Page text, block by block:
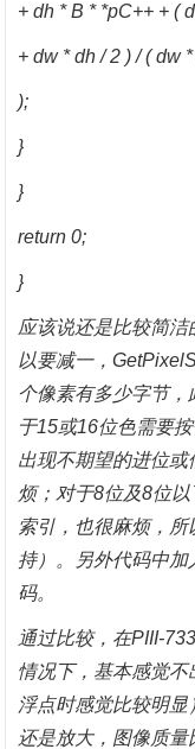
+ dh * B * *pC++ + (
+ dw * dh / 2 ) / ( dw
);
}
}
return 0;
}
应该说还是比较简
以要减一，
个像素有多少字节
于15或16位色需要
出现不期望的进位
烦；对于8位及8位
索引，也很麻烦，
持）。另外代码中
码。
通过比较，在PIII-
情况下，基本感觉
浮点时感觉比较明
还是放大，图像质量